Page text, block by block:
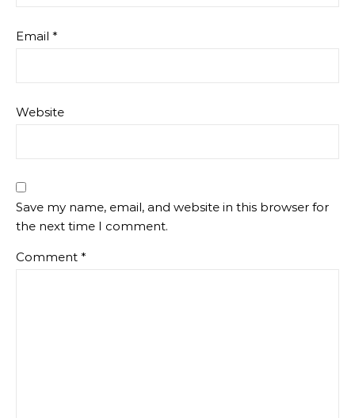
Email *
Website
Save my name, email, and website in this browser for
the next time I comment.
Comment *